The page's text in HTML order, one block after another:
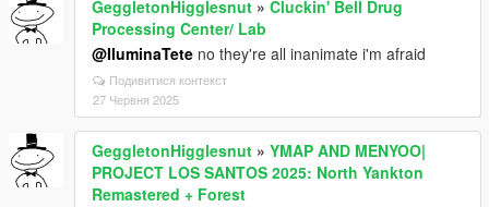
GeggletonHigglesnut » Cluckin' Bell Drug
Processing Center/ Lab
@IluminaTete no they're all inanimate i'm afraid
Подивитися контекст
27 Червня 2025
GeggletonHigglesnut » YMAP AND MENYOO|
PROJECT LOS SANTOS 2025: North Yankton
Remastered + Forest